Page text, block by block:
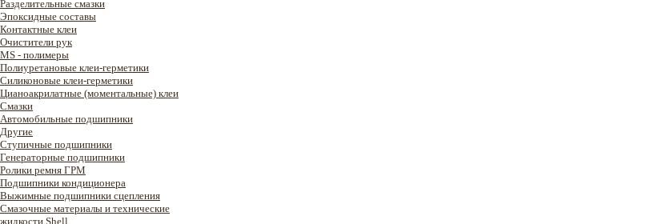
Разделительные смазки
Эпоксидные составы
Контактные клеи
Очистители рук
MS - полимеры
Полиуретановые клеи-герметики
Силиконовые клеи-герметики
Цианоакрилатные (моментальные) клеи
Смазки
Автомобильные подшипники
Другие
Ступичные подшипники
Генераторные подшипники
Ролики ремня ГРМ
Подшипники кондиционера
Выжимные подшипники сцепления
Смазочные материалы и технические
жидкости Shell